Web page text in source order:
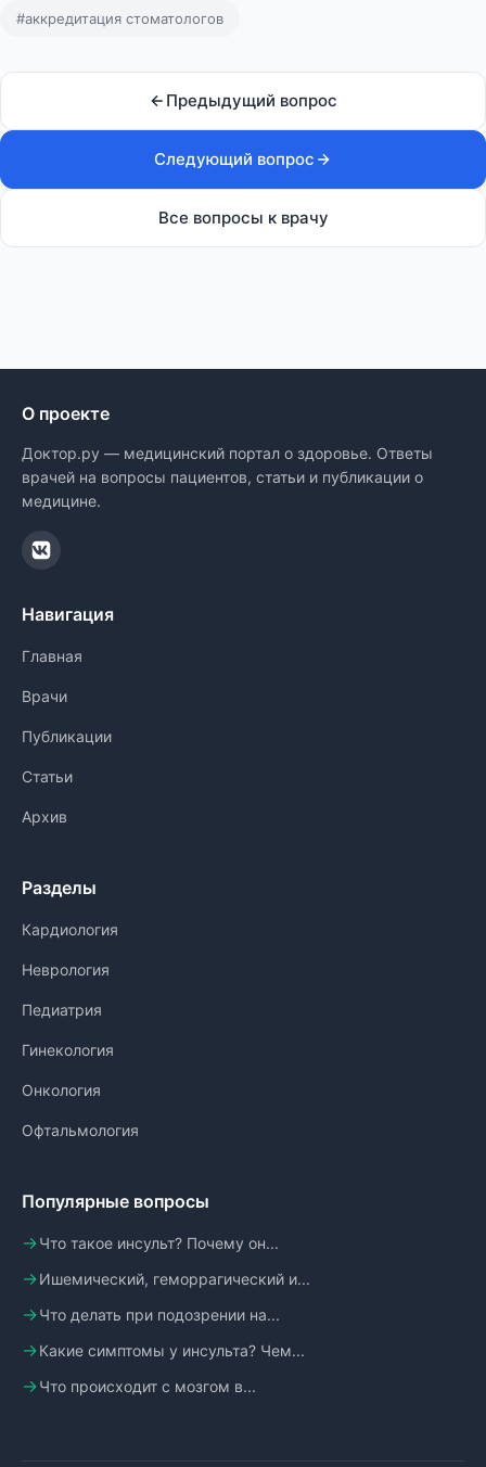
#аккредитация стоматологов
Предыдущий вопрос
Следующий вопрос
Все вопросы к врачу
О проекте
Доктор.ру — медицинский портал о здоровье. Ответы
врачей на вопросы пациентов, статьи и публикации о
медицине.
Навигация
Главная
Врачи
Публикации
Статьи
Архив
Разделы
Кардиология
Неврология
Педиатрия
Гинекология
Онкология
Офтальмология
Популярные вопросы
Что такое инсульт? Почему он...
Ишемический, геморрагический и...
Что делать при подозрении на...
Какие симптомы у инсульта? Чем...
Что происходит с мозгом в...